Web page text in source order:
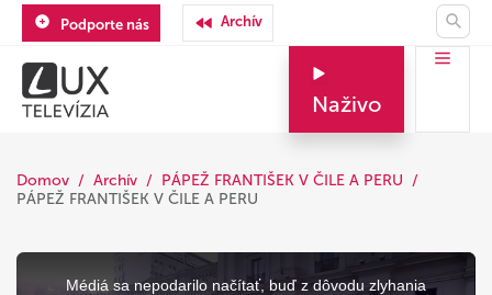
Podporte nás Archív
Naživo
Domov Archív
PÁPEŽ FRANTIŠEK V ČILE A PERU
PÁPEŽ FRANTIŠEK V ČILE A PERU
This
Médiá sa nepodarilo načítať, buď z dôvodu zlyhania